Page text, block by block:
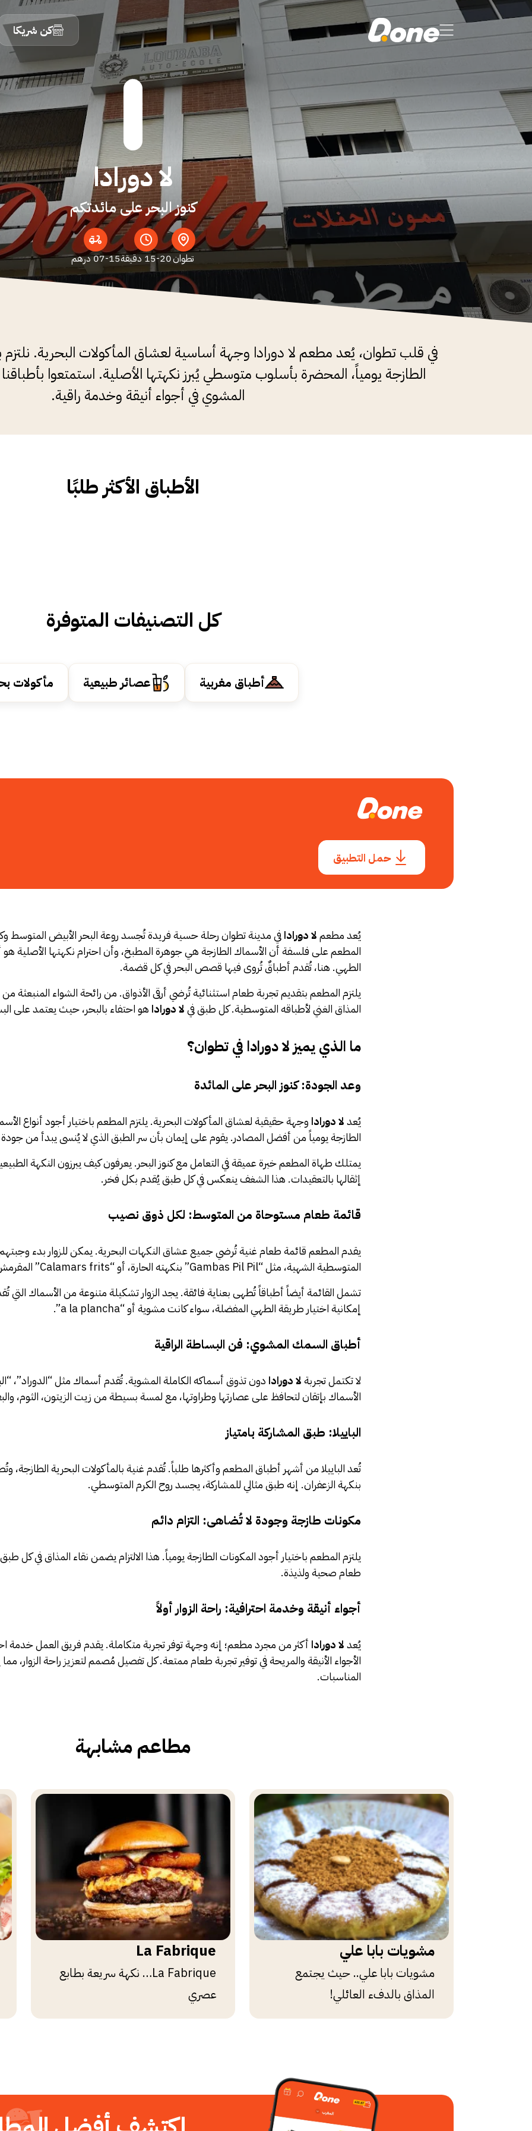
كن شريكا
لا دورادا
كنوز البحر على مائدتكم
تطوان15-20 دقيقة 07-15 درهم
في قلب تطوان، يُعد مطعم لا دورادا وجهة أساسية لعشاق المأكولات البحرية. نلتزم
الطازجة يومياً، المحضرة بأسلوب متوسطي يُبرز نكهتها الأصلية. استمتعوا بأطباقنا
المشوي في أجواء أنيقة وخدمة راقية.
الأطباق الأكثر طلبًا
كل التصنيفات المتوفرة
أطباق مغربية عصائر طبيعية مأكولات
حمل التطبيق
يُعد مطعملا دورادافي مدينة تطوان رحلة حسية فريدة تُجسد روعة البحر الأبيض المتوسط
المطعم على فلسفة أن الأسماك الطازجة هي جوهرة المطبخ، وأن احترام نكهتها الأصلية
الطهي. هنا، تُقدم أطباقٌ تُروى فيها قصص البحر في كل قضمة.
يلتزم المطعم بتقديم تجربة طعام استثنائية تُرضي أرقى الأذواق. من رائحة الشواء المنبعثة
المذاق الغني لأطباقه المتوسطية. كل طبق فيلا دورادا هو احتفاء بالبحر، حيث يعتمد على
ما الذي يميز لا دورادا في تطوان؟
وعد الجودة: كنوز البحر على المائدة
يُعدلا دورادا وجهة حقيقية لعشاق المأكولات البحرية. يلتزم المطعم باختيار أجود أنواع
الطازجة يومياً من أفضل المصادر. يقوم على إيمان بأن سر الطبق الذي لا يُنسى يبدأ من جودة
يمتلك طهاة المطعم خبرة عميقة في التعامل مع كنوز البحر. يعرفون كيف يبرزون النكهة
إثقالها بالتعقيدات. هذا الشغف ينعكس في كل طبق يُقدم بكل فخر.
قائمة طعام مستوحاة من المتوسط: لكل ذوق نصيب
يقدم المطعم قائمة طعام غنية تُرضي جميع عشاق النكهات البحرية. يمكن للزوار بدء
المتوسطية الشهية، مثل “Gambas Pil Pil” بنكهته الحارة، أو “Calamars frits” المقرمش.
تشمل القائمة أيضاً أطباقاً تُطهى بعناية فائقة. يجد الزوار تشكيلة متنوعة من الأسماك
إمكانية اختيار طريقة الطهي المفضلة، سواء كانت مشوية أو “a la plancha”.
أطباق السمك المشوي: فن البساطة الراقية
لا تكتمل تجربةلا دورادا دون تذوق أسماكه الكاملة المشوية. تُقدم أسماك مثل “الدوراد”،
الأسماك بإتقان لتحافظ على عصارتها وطراوتها، مع لمسة بسيطة من زيت الزيتون، الثوم،
الباييلا: طبق المشاركة بامتياز
تُعد الباييلا من أشهر أطباق المطعم وأكثرها طلباً. تُقدم غنية بالمأكولات البحرية الطازجة،
بنكهة الزعفران. إنه طبق مثالي للمشاركة، يجسد روح الكرم المتوسطي.
مكونات طازجة وجودة لا تُضاهى: التزام دائم
يلتزم المطعم باختيار أجود المكونات الطازجة يومياً. هذا الالتزام يضمن نقاء المذاق في كل
طعام صحية ولذيذة.
أجواء أنيقة وخدمة احترافية: راحة الزوار أولاً
يُعدلا دورادا أكثر من مجرد مطعم؛ إنه وجهة توفر تجربة متكاملة. يقدم فريق العمل خدمة
الأجواء الأنيقة والمريحة في توفير تجربة طعام ممتعة. كل تفصيل مُصمم لتعزيز راحة الزوار،
المناسبات.
مطاعم مشابهة
مشويات بابا علي
مشويات بابا علي.. حيث يجتمع
المذاق بالدفء العائلي!
La Fabrique
La Fabrique… نكهة سريعة بطابع
عصري